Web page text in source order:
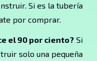
Si es la tubería
por comprar.
el 90 por ciento? Si
solo una pequeña